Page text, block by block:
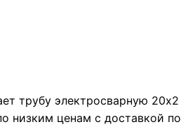
трубу электросварную
низким ценам с доставкой